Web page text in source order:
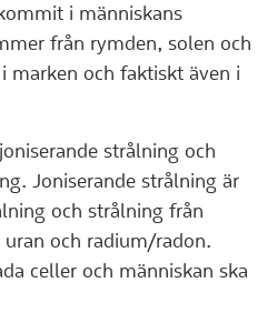
i människans
från rymden, solen och
marken och faktiskt även i
strålning och
Joniserande strålning är
och strålning från
och radium/radon.
celler och människan ska